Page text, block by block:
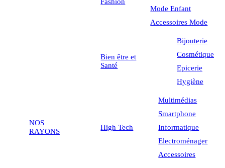
NOS
RAYONS
Mode Enfant
Accessoires Mode
Bien être et
Santé
Bijouterie
Cosmétique
Epicerie
Hygiène
High Tech
Multimédias
Smartphone
Informatique
Electroménager
Accessoires